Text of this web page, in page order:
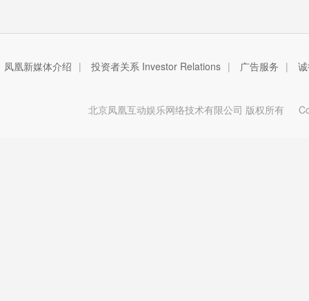
凤凰新媒体介绍 | 投资者关系 Investor Relations | 广告服务 |
北京凤凰互动娱乐网络技术有限公司 版权所有